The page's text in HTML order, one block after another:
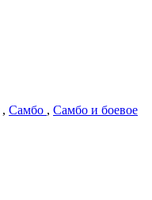
, Самбо , Самбо и боевое